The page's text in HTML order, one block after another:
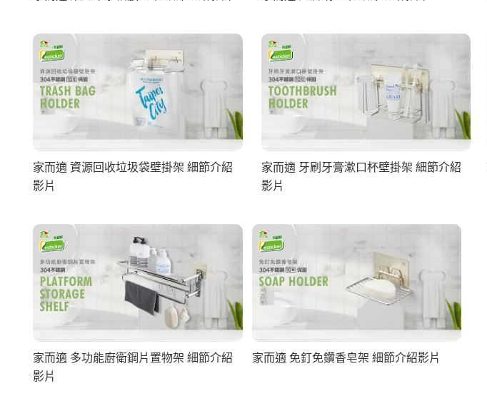
家而適 資源回收垃圾袋壁掛架 細節介紹
影片
家而適 牙刷牙膏漱口杯壁掛架 細節介紹
影片
家而適 多功能廚衛鋼片置物架 細節介紹
影片
家而適 免釘免鑽香皂架 細節介紹影片